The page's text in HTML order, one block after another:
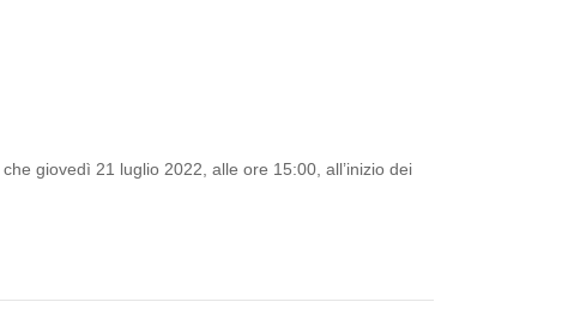
giovedì 21 luglio 2022, alle ore 15:00, all’inizio dei